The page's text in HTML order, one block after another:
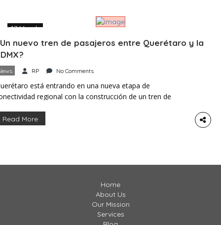
17 March
nuevo tren de pasajeros entre Querétaro y la
RP No Comments
está entrando en una nueva etapa de
regional con la construcción de un tren de
de México. El proyecto, inaugurado por el gobierno
Read More
Home
About Us
Our Mission
Services